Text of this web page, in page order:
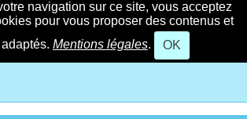
navigation sur ce site, vous acceptez
pour vous proposer des contenus et
Mentions légales. OK